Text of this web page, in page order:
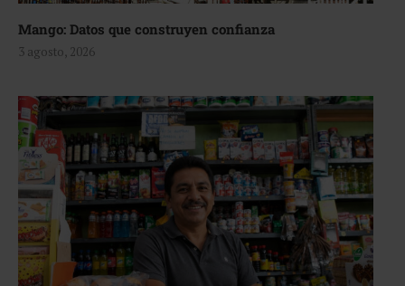
Mango: Datos que construyen confianza
3 agosto, 2026